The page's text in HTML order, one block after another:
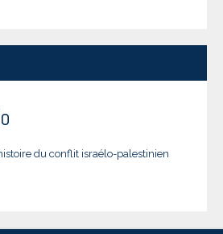
du conflit israélo-palestinien